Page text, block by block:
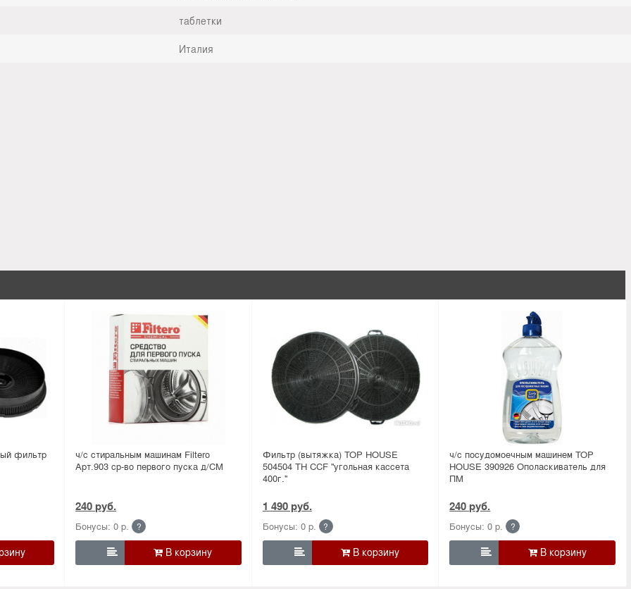
таблетки
Италия
фильтр
ч/с стиральным машинам Filtero
Арт.903 ср-во первого пуска д/СМ
240 руб.
Бонусы: 0 р. ?

Фильтр (вытяжка) TOP HOUSE
504504 TH CCF ''угольная кассета
400г.''
1 490 руб.
Бонусы: 0 р. ?

ч/с посудомоечным машинем TOP
HOUSE 390926 Ополаскиватель для
ПМ
240 руб.
Бонусы: 0 р. ?
